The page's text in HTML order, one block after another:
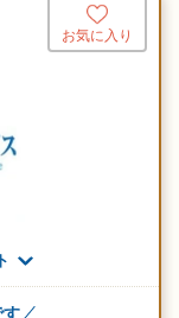
お気に入り
す